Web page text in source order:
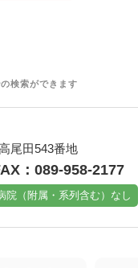
検索ができます
尾田543番地
：089-958-2177
院（附属・系列含む）なし